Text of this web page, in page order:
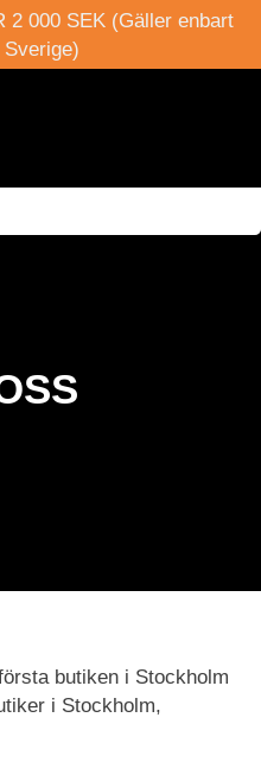
2 000 SEK (Gäller enbart
Boka provkörning
butiken i Stockholm
i Stockholm,